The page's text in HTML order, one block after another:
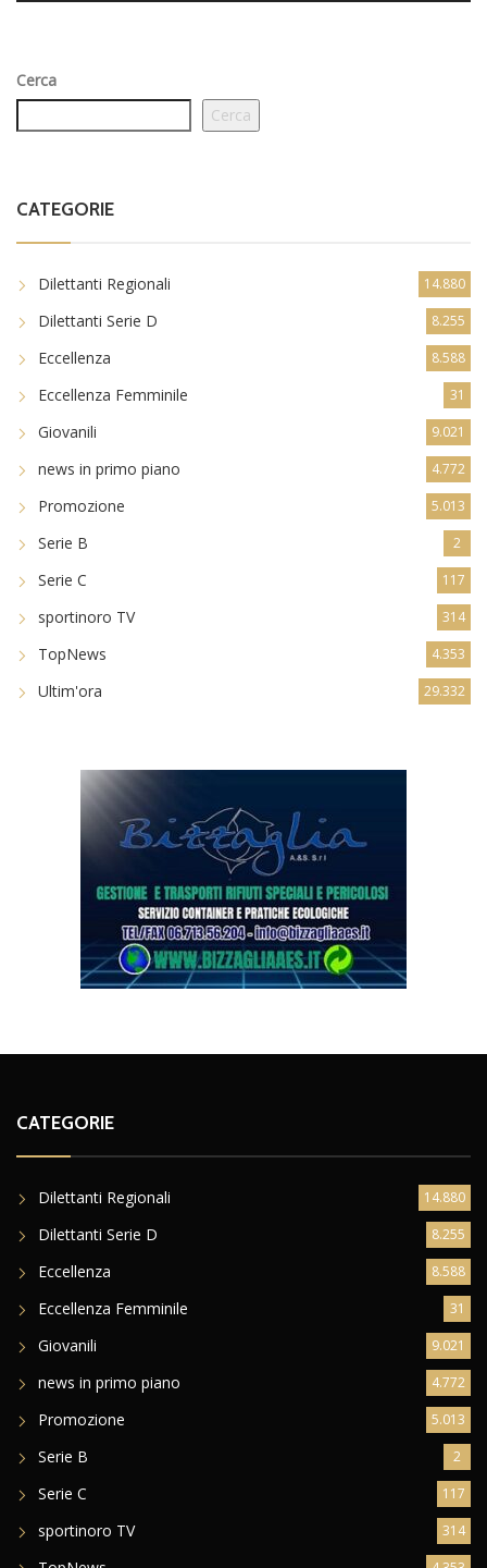
Cerca
Cerca
CATEGORIE
Dilettanti Regionali 14.880
Dilettanti Serie D 8.255
Eccellenza 8.588
Eccellenza Femminile 31
Giovanili 9.021
news in primo piano 4.772
Promozione 5.013
Serie B 2
Serie C 117
sportinoro TV 314
TopNews 4.353
Ultim'ora 29.332
CATEGORIE
Dilettanti Regionali 14.880
Dilettanti Serie D 8.255
Eccellenza 8.588
Eccellenza Femminile 31
Giovanili 9.021
news in primo piano 4.772
Promozione 5.013
Serie B 2
Serie C 117
sportinoro TV 314